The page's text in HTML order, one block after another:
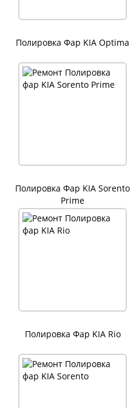
Полировка Фар KIA Optima
Полировка Фар KIA Sorento
Prime
Полировка Фар KIA Rio